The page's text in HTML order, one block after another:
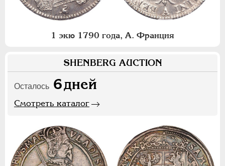
1 экю 1790 года, А. Франция
SHENBERG AUCTION
Осталось 6дней
Смотреть каталог